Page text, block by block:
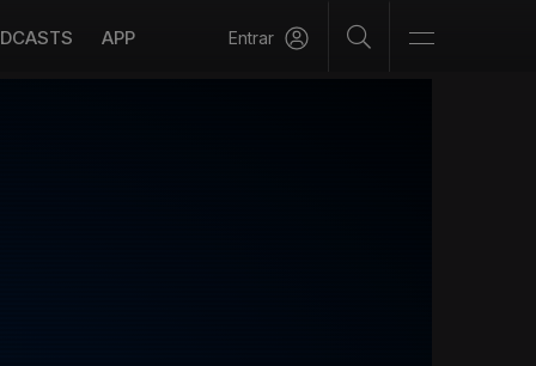
APP Entrar